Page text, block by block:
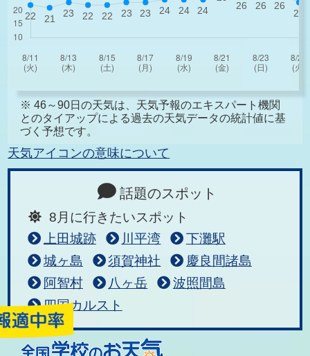
※ 46～90日の天気は、天気予報のエキスパート機関
とのタイアップによる過去の天気データの統計値に基
づく予想です。
天気アイコンの意味について
話題のスポット
8月に行きたいスポット
上田城跡
川平湾
下灘駅
城ヶ島
須賀神社
慶良間諸島
阿智村
八ヶ岳
波照間島
四国カルスト